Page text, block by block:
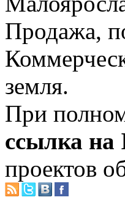
Продажа,
земля.
При
ссылка на
проектов